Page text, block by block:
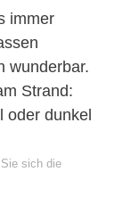
immer
wunderbar.
Strand:
oder dunkel
sich die